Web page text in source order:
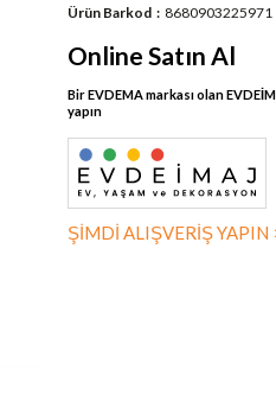
Ürün Barkod
8680903225971
Online Satın Al
Bir EVDEMA markası olan
yapın
ŞİMDİ ALIŞVERİŞ YAPIN